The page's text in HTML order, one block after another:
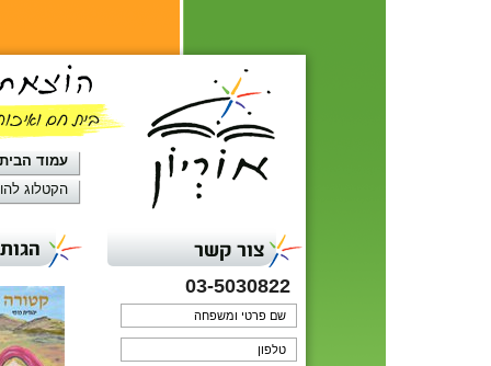
עמוד הבית
הקטלוג
צור קשר
03-5030822